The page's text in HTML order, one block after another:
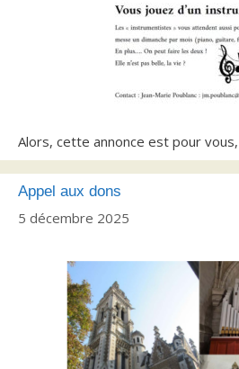
Alors, cette annonce est pour vous,
Appel aux dons
5 décembre 2025